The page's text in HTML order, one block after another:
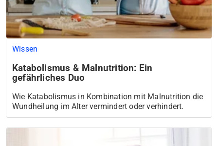
Wissen
Katabolismus & Malnutrition: Ein
gefährliches Duo
Wie Katabolismus in Kombination mit Malnutrition die
Wundheilung im Alter vermindert oder verhindert.